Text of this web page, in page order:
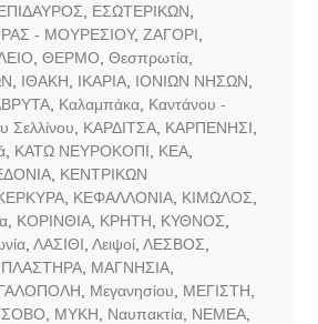
ΕΣΩΤΕΡΙΚΩΝ
- ΜΟΥΡΕΣΙΟΥ, ΖΑΓΟΡΙ
ΘΕΡΜΟ Θεσπρωτία,
ΙΘΑΚΗ ΙΚΑΡΙΑ, ΙΟΝΙΩΝ ΝΗΣΩΝ
, Καλαμπάκα, Καντάνου -
Σελλίνου ΚΑΡΔΙΤΣΑ, ΚΑΡΠΕΝΗΣΙ
, ΚΑΤΩ ΝΕΥΡΟΚΟΠΙ ΚΕΑ,
, ΚΕΝΤΡΙΚΩΝ
, ΚΕΦΑΛΛΟΝΙΑ, ΚΙΜΩΛΟΣ
, ΚΟΡΙΝΘΙΑ, ΚΡΗΤΗ ΚΥΘΝΟΣ
, ΛΑΣΙΘΙ Λειψοί, ΛΕΣΒΟΣ
, ΜΑΓΝΗΣΙΑ,
Μεγανησίου ΜΕΓΙΣΤΗ
ΜΥΚΗ Ναυπακτία, ΝΕΜΕΑ,